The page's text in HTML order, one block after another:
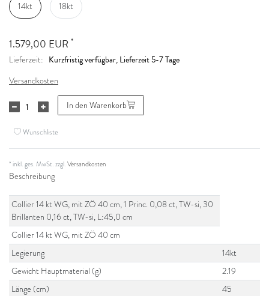
14kt 18kt
1.579,00 EUR *
Lieferzeit: Kurzfristig verfügbar, Lieferzeit 5-7 Tage
Versandkosten
In den Warenkorb
Wunschliste
* inkl. ges. MwSt. zzgl.Versandkosten
Beschreibung
Collier 14 kt WG, mit ZÖ 40 cm, 1 Princ. 0,08 ct, TW-si, 30
Brillanten 0,16 ct, TW-si, L:45,0 cm
Collier 14 kt WG, mit ZÖ 40 cm
Legierung
14kt
Gewicht Hauptmaterial (g)
2.19
Länge (cm)
45